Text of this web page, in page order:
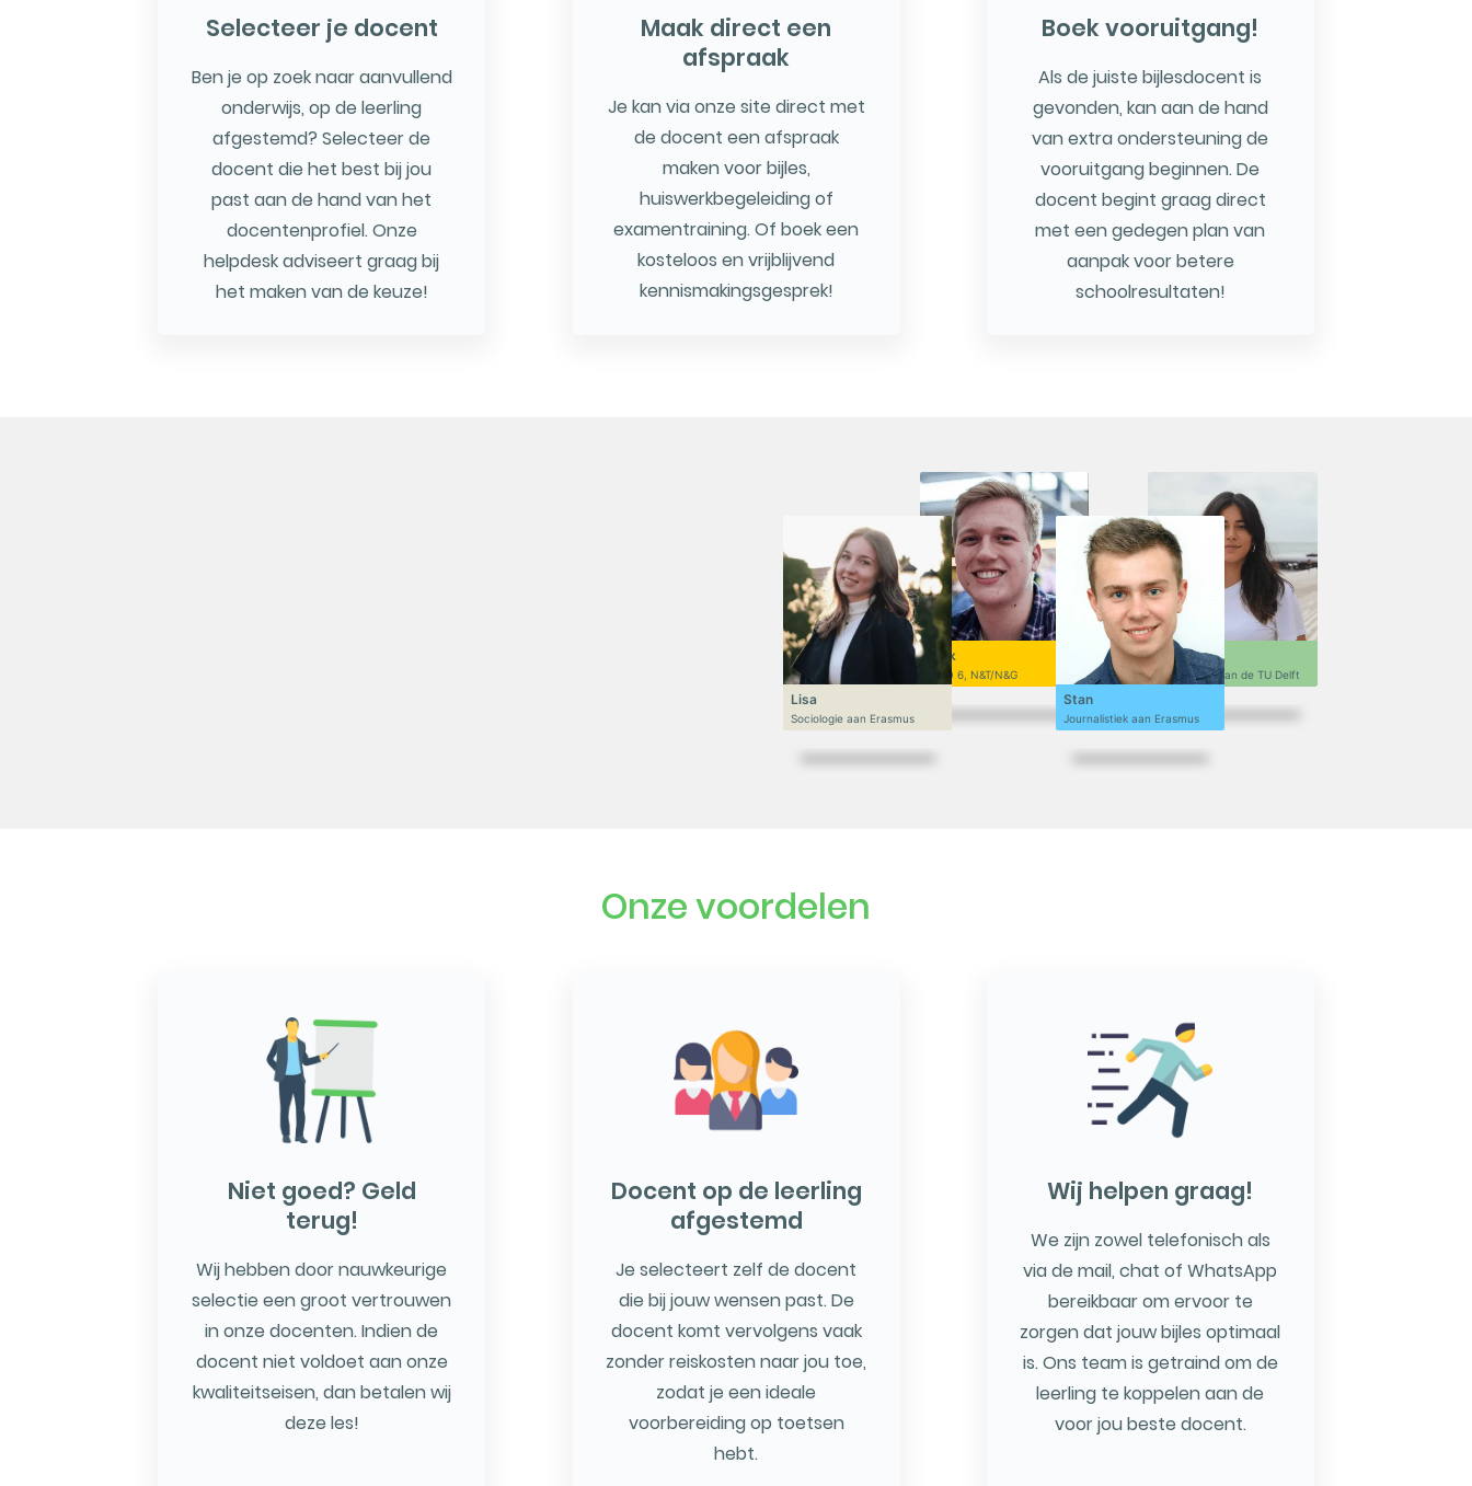
Selecteer je docent
Ben je op zoek naar aanvullend
onderwijs, op de leerling
afgestemd? Selecteer de
docent die het best bij jou
past aan de hand van het
docentenprofiel. Onze
helpdesk adviseert graag bij
het maken van de keuze!
Maak direct een
afspraak
Je kan via onze site direct met
de docent een afspraak
maken voor bijles,
huiswerkbegeleiding of
examentraining. Of boek een
kosteloos en vrijblijvend
kennismakingsgesprek!
Boek vooruitgang!
Als de juiste bijlesdocent is
gevonden, kan aan de hand
van extra ondersteuning de
vooruitgang beginnen. De
docent begint graag direct
met een gedegen plan van
aanpak voor betere
schoolresultaten!
Niek
VWO 6, N&T/N&G
Lisa
Sociologie aan Erasmus
Sofi
Ontwerpen aan de TU Delft
Stan
Journalistiek aan Erasmus
Onze voordelen
Niet goed? Geld
terug!
Wij hebben door nauwkeurige
selectie een groot vertrouwen
in onze docenten. Indien de
docent niet voldoet aan onze
kwaliteitseisen, dan betalen wij
deze les!
Docent op de leerling
afgestemd
Je selecteert zelf de docent
die bij jouw wensen past. De
docent komt vervolgens vaak
zonder reiskosten naar jou toe,
zodat je een ideale
voorbereiding op toetsen
hebt.
Wij helpen graag!
We zijn zowel telefonisch als
via de mail, chat of WhatsApp
bereikbaar om ervoor te
zorgen dat jouw bijles optimaal
is. Ons team is getraind om de
leerling te koppelen aan de
voor jou beste docent.